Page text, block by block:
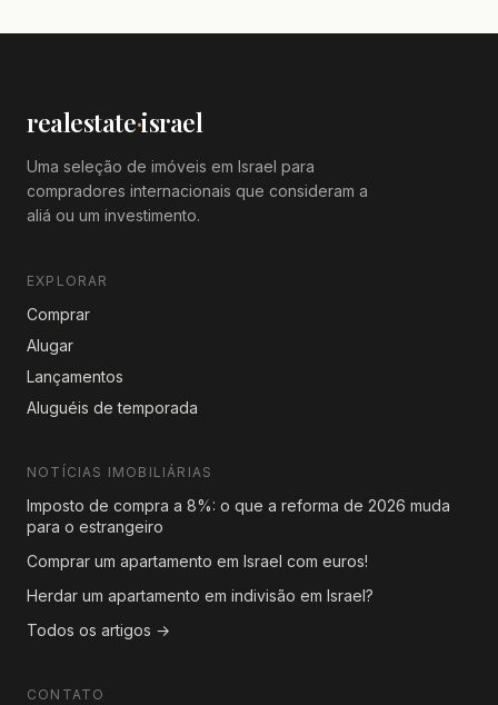
realestate·israel
Uma seleção de imóveis em Israel para
compradores internacionais que consideram a
aliá ou um investimento.
EXPLORAR
Comprar
Alugar
Lançamentos
Aluguéis de temporada
NOTÍCIAS IMOBILIÁRIAS
Imposto de compra a 8%: o que a reforma de 2026 muda
para o estrangeiro
Comprar um apartamento em Israel com euros!
Herdar um apartamento em indivisão em Israel?
Todos os artigos →
CONTATO